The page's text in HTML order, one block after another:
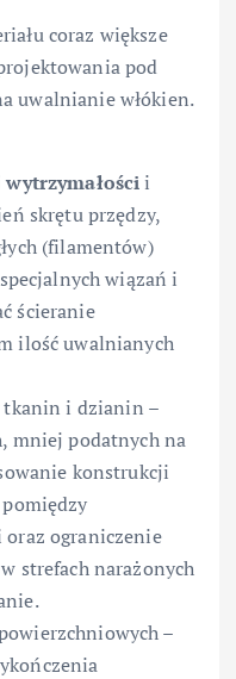
coraz większe
pod
uwalnianie włókien.
wytrzymałościi
skrętu przędzy,
(filamentów)
wiązań i
ścieranie
ilość uwalnianych
i dzianin –
mniej podatnych na
konstrukcji
ograniczenie
strefach narażonych
–